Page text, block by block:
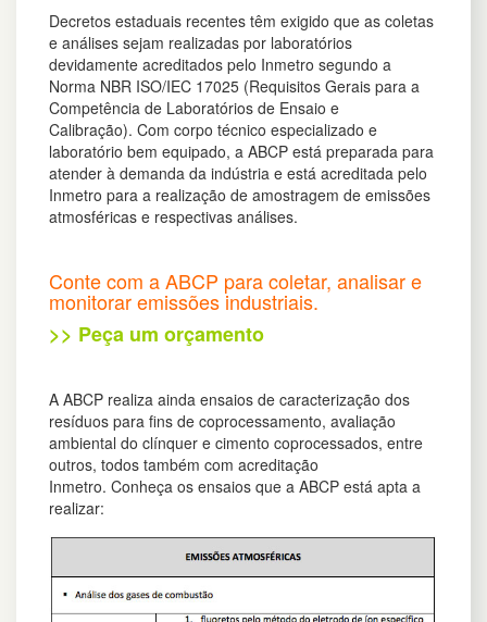
Decretos estaduais recentes têm exigido que as coletas
e análises sejam realizadas por laboratórios
devidamente acreditados pelo Inmetro segundo a
Norma NBR ISO/IEC 17025 (Requisitos Gerais para a
Competência de Laboratórios de Ensaio e
Calibração). Com corpo técnico especializado e
laboratório bem equipado, a ABCP está preparada para
atender à demanda da indústria e está acreditada pelo
Inmetro para a realização de amostragem de emissões
atmosféricas e respectivas análises.
Conte com a ABCP para coletar, analisar e
monitorar emissões industriais.
>> Peça um orçamento
A ABCP realiza ainda ensaios de caracterização dos
resíduos para fins de coprocessamento, avaliação
ambiental do clínquer e cimento coprocessados, entre
outros, todos também com acreditação
Inmetro. Conheça os ensaios que a ABCP está apta a
realizar: